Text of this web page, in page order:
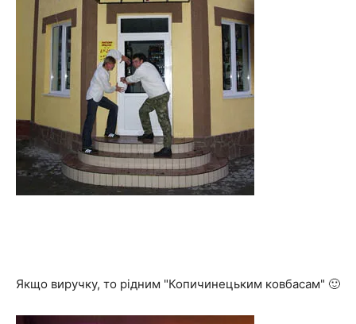
Якщо виручку, то рідним "Копичинецьким ковбасам" 🙂